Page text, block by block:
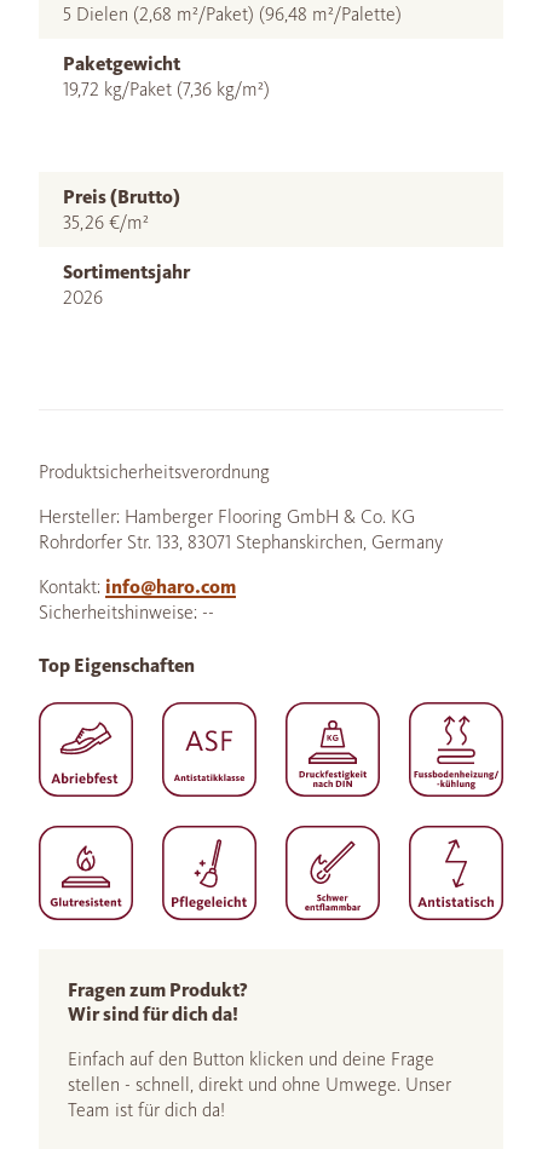
5 Dielen (2,68 m²/Paket) (96,48 m²/Palette)
Paketgewicht
19,72 kg/Paket (7,36 kg/m²)
Preis (Brutto)
35,26 €/m²
Sortimentsjahr
2026
Produktsicherheitsverordnung
Hersteller: Hamberger Flooring GmbH & Co. KG
Rohrdorfer Str. 133, 83071 Stephanskirchen, Germany
Kontakt: info@haro.com
Sicherheitshinweise: --
Fragen zum Produkt?
Wir sind für dich da!
Einfach auf den Button klicken und deine Frage
stellen - schnell, direkt und ohne Umwege. Unser
Team ist für dich da!
Top Eigenschaften